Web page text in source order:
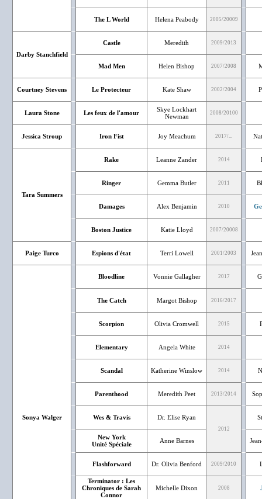
The L World Helena Peabody 2005/20009
Darby Stanchfield
Castle Meredith 2009/2013
Mad Men Helen Bishop 2007/2008
Courtney Stevens Le Protecteur Kate Shaw 2002/2004
Laura Stone Les feux de l'amour
Skye Lockhart
Newman
2008/20100
Jessica Stroup Iron Fist Joy Meachum 2017/...
Tara Summers
Rake Leanne Zander 2014
Ringer Gemma Butler 2011
Damages Alex Benjamin 2010
Boston Justice Katie Lloyd 2007/20008
Paige Turco Espions d'état Terri Lowell 2001/2003
Sonya Walger
Bloodline Vonnie Gallagher 2017
The Catch Margot Bishop 2016/2017
Scorpion Olivia Cromwell 2015
Elementary Angela White 2014
Scandal Katherine Winslow 2014
Parenthood Meredith Peet 2013/2014
Wes & Travis Dr. Elise Ryan
2012
New York
Unité Spéciale
Anne Barnes
Flashforward Dr. Olivia Benford 2009/2010
Terminator : Les
Chroniques de Sarah
Connor
Michelle Dixon 2008